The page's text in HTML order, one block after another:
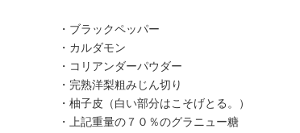
・ブラックペッパー
・カルダモン
・コリアンダーパウダー
・完熟洋梨粗みじん切り
・柚子皮（白い部分はこそげとる。）
・上記重量の７０％のグラニュー糖